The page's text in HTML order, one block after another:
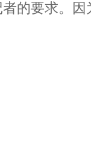
的要求。因